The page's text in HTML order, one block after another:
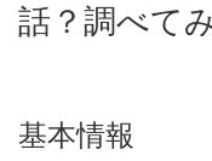
話？調べて
基本情報